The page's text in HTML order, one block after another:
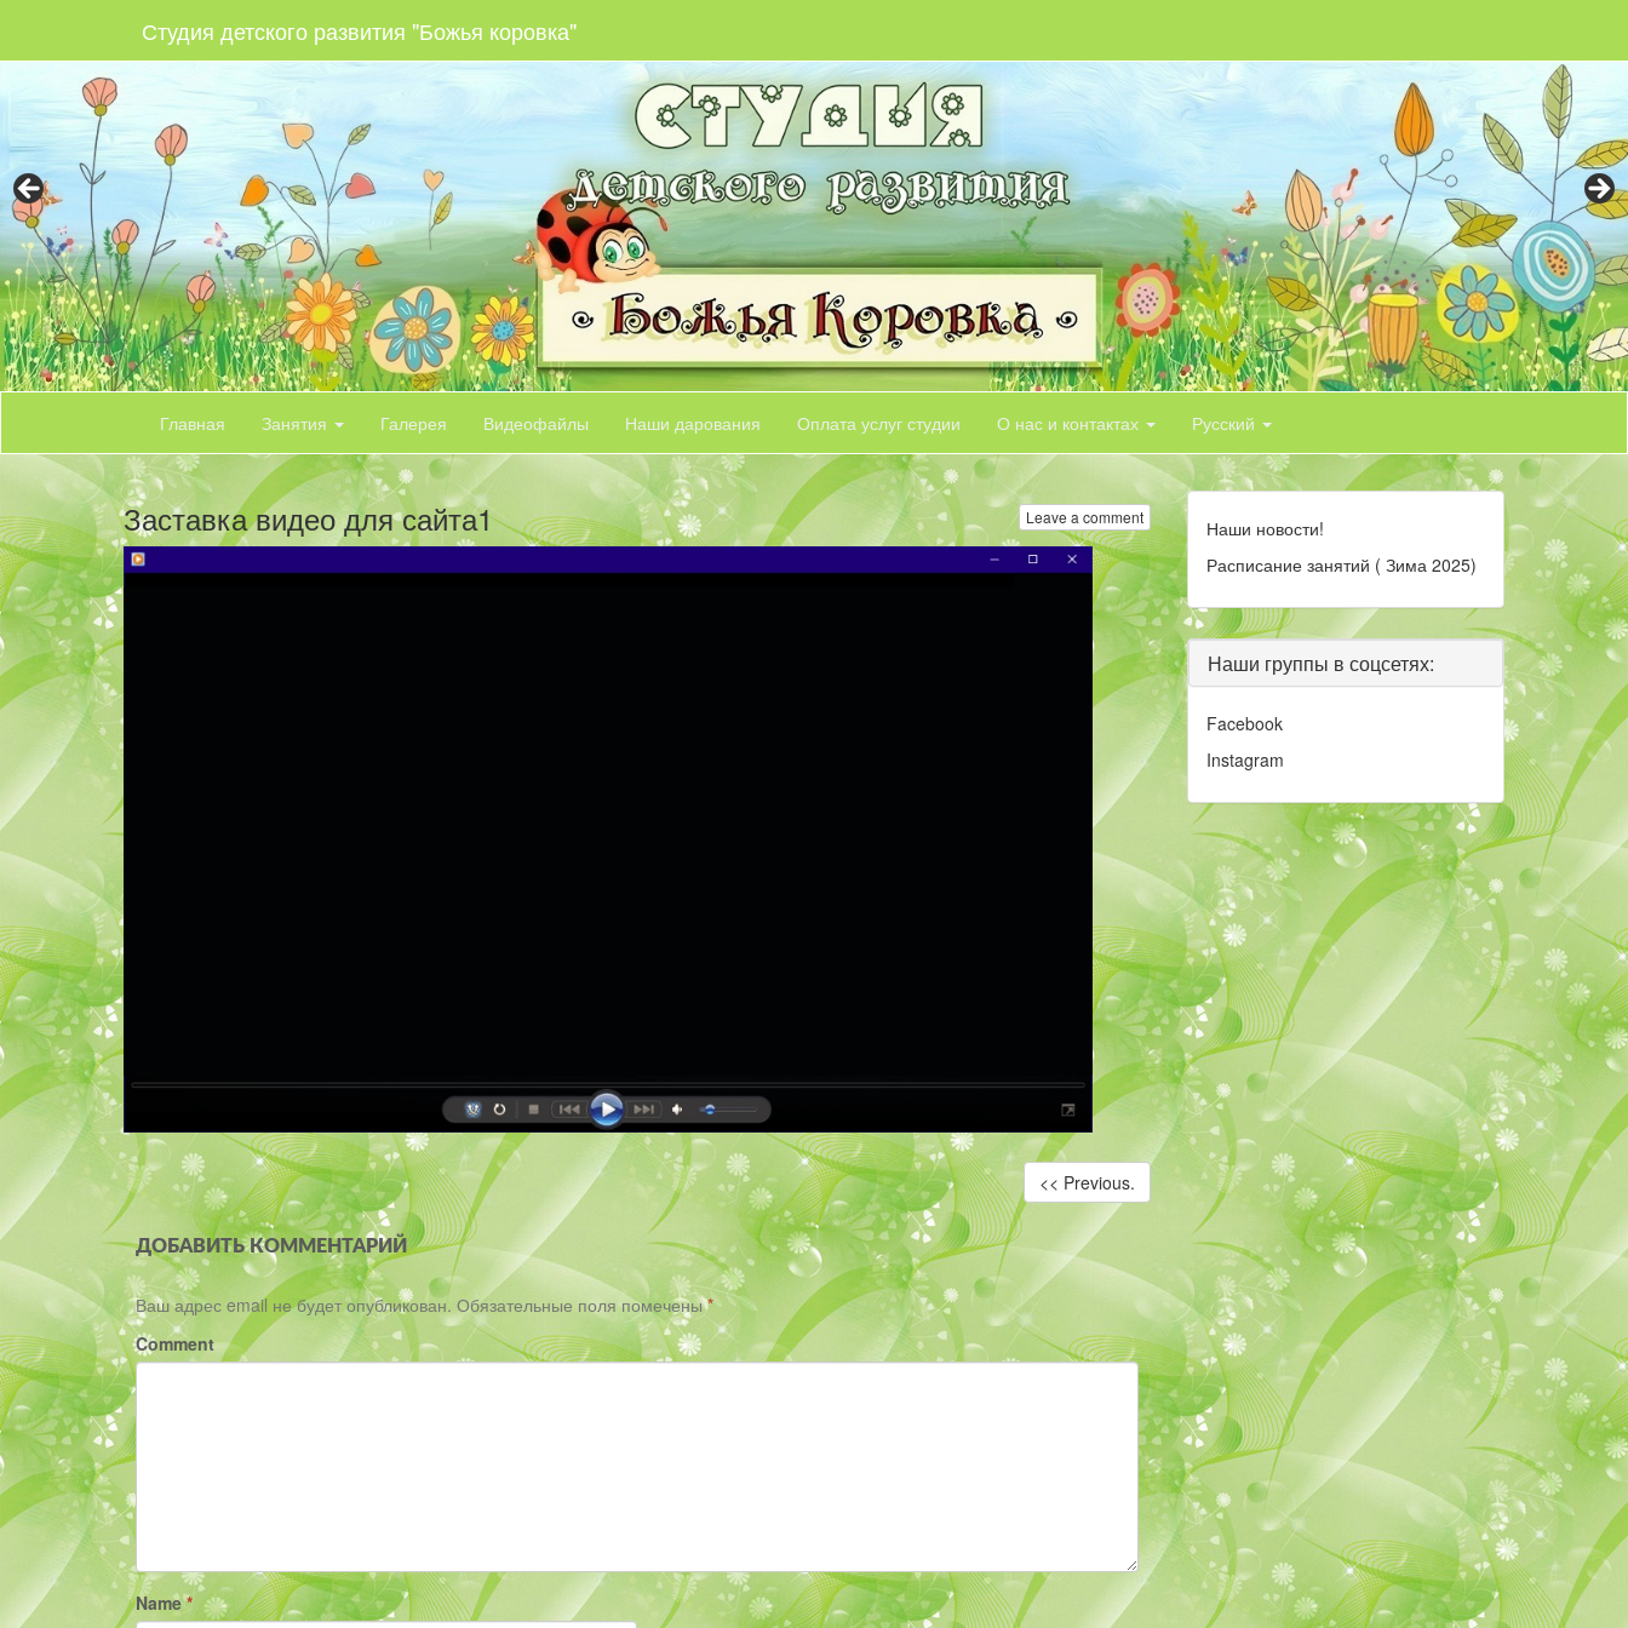
Студия детского развития "Божья коровка"
Главная Занятия Галерея Видеофайлы Наши дарования Оплата услуг студии О нас и контактах Русский
Leave a comment
Заставка видео для сайта1
<< Previous.
ДОБАВИТЬ КОММЕНТАРИЙ
Ваш адрес email не будет опубликован. Обязательные поля помечены*
Comment
Name*
Наши новости!
Расписание занятий ( Зима 2025)
Наши группы в соцсетях:
Facebook
Instagram